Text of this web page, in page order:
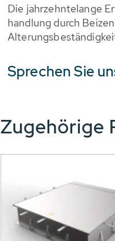
Die jahrzehntelange
handlung durch
Sprechen Sie
Zugehörige